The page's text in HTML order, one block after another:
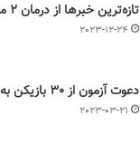
تازه‌ترین خبرها از درمان ۲ ملی‌پوش فوتبال زنان
2023-12-24
دعوت آزمون از 30 بازیکن به اردوی تیم ملی
2023-03-21